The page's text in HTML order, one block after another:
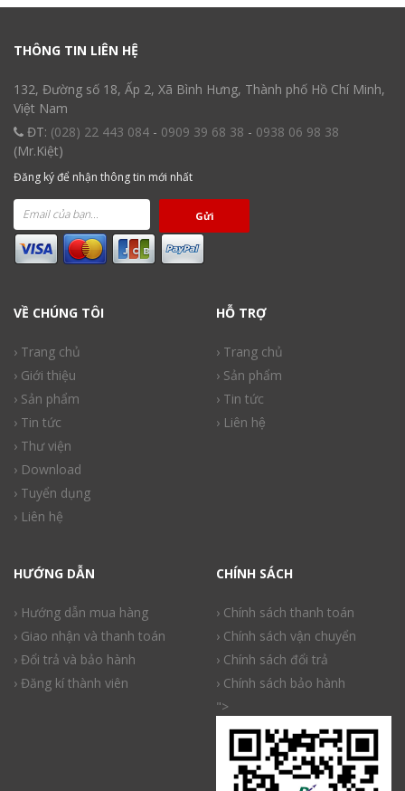
THÔNG TIN LIÊN HỆ
132, Đường số 18, Ấp 2, Xã Bình Hưng, Thành phố Hồ Chí Minh,
Việt Nam
ĐT: (028) 22 443 084 - 0909 39 68 38 - 0938 06 98 38
(Mr.Kiệt)
Đăng ký để nhận thông tin mới nhất
Gửi
VỀ CHÚNG TÔI
› Trang chủ
› Giới thiệu
› Sản phẩm
› Tin tức
› Thư viện
› Download
› Tuyển dụng
› Liên hệ
HỖ TRỢ
› Trang chủ
› Sản phẩm
› Tin tức
› Liên hệ
HƯỚNG DẪN
› Hướng dẫn mua hàng
› Giao nhận và thanh toán
› Đổi trả và bảo hành
› Đăng kí thành viên
CHÍNH SÁCH
› Chính sách thanh toán
› Chính sách vận chuyển
› Chính sách đổi trả
› Chính sách bảo hành
">